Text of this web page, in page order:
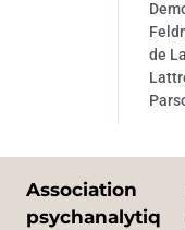
de
Association
psychanalytique